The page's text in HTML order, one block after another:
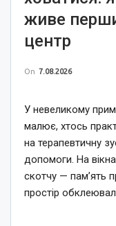
живе
центр
On 7.08.2026
У невеликому
малює, хтось
на терапевтичну
допомоги. На
скотчу — пам’ять
простір